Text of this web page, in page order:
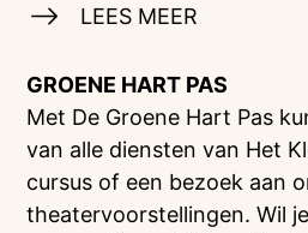
LEES MEER
GROENE HART PAS
Met De Groene Hart Pas
van alle diensten van Het
cursus of een bezoek aan
theatervoorstellingen. Wil